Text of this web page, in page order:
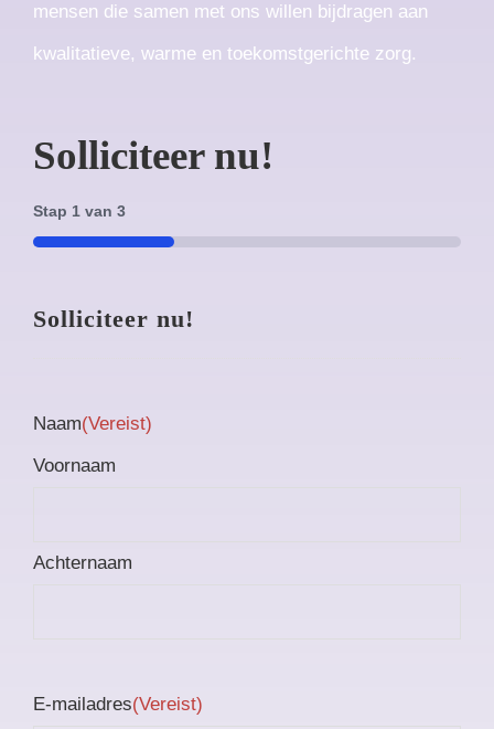
mensen die samen met ons willen bijdragen aan
kwalitatieve, warme en toekomstgerichte zorg.
Solliciteer nu!
Stap 1 van 3
Solliciteer nu!
Naam(Vereist)
Voornaam
Achternaam
E-mailadres(Vereist)